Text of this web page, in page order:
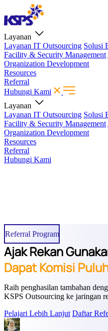
Layanan
Layanan IT Outsourcing Solusi
Facility & Security Management
Organization Development
Resources
Referral
Hubungi Kami
Layanan
Layanan IT Outsourcing Solusi
Facility & Security Management
Organization Development
Resources
Referral
Hubungi Kami
Referral Program
Ajak Rekan
Dapat Komisi
Raih penghasilan tambahan
KSPS Outsourcing ke jaringan
Pelajari Lebih Lanjut Daftar